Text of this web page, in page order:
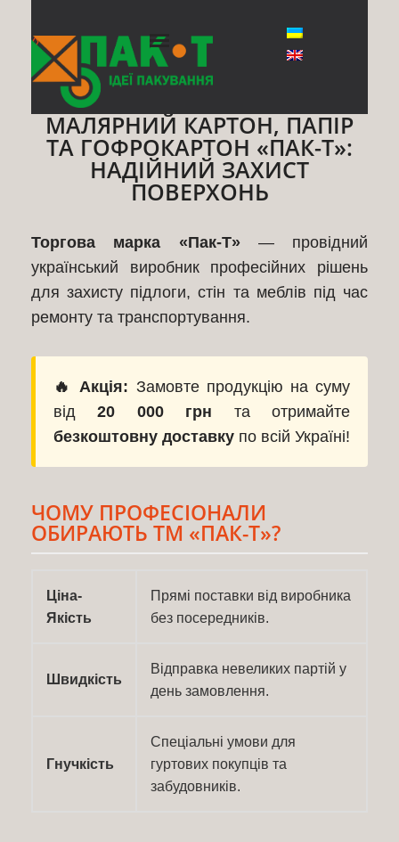
◊
МАЛЯРНИЙ КАРТОН, ПАПІР
ТА ГОФРОКАРТОН «ПАК-Т»:
НАДІЙНИЙ ЗАХИСТ
ПОВЕРХОНЬ
Торгова марка «Пак-Т»— провідний
український виробник професійних рішень
для захисту підлоги, стін та меблів під час
ремонту та транспортування.
🔥 Акція: Замовте продукцію на суму
від20 000 грн та отримайте
безкоштовну доставку по всій Україні!
ЧОМУ ПРОФЕСІОНАЛИ
ОБИРАЮТЬ ТМ «ПАК-Т»?
Ціна-
Якість
Прямі поставки від виробника
без посередників.
Швидкість
Відправка невеликих партій у
день замовлення.
Гнучкість
Спеціальні умови для
гуртових покупців та
забудовників.